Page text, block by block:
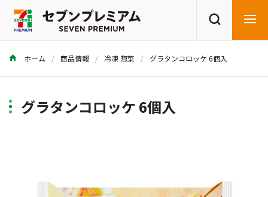
商品を探す レシピを探す
ホーム 商品情報 冷凍 惣菜 グラタンコロッケ 6個入
グラタンコロッケ 6個入